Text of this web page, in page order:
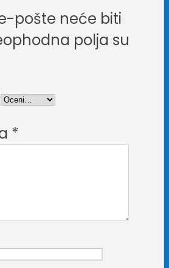
pošte neće biti
polja su
*